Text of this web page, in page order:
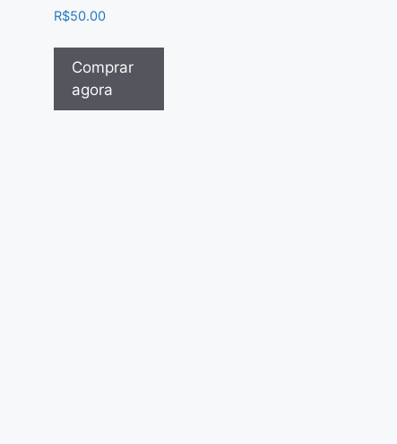
R$50.00
Comprar
agora